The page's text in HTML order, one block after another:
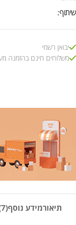
שיתוף:
יבואן רשמי
משלוחים חינם בהזמנה מעל
תיאורמידע נוסף(7) ביקורות